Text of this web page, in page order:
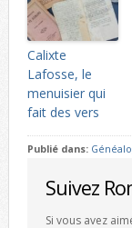
Calixte
Lafosse, le
menuisier qui
fait des vers
Publié dans:
Suivez
Si vous avez